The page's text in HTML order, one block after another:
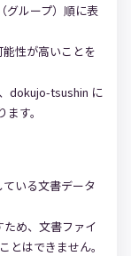
グループ）順に表
性が高いことを
dokujo-tsushin に
す。
いる文書データ
め、文書ファイ
とはできません。